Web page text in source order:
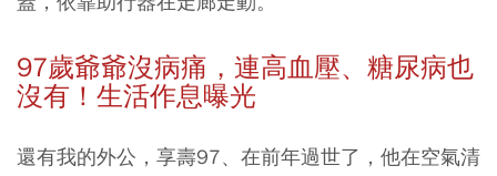
97歲爺爺沒病痛，連高血壓、糖尿病也
沒有！ 生活作息曝光
還有我的外公，享壽97、在前年過世了，他在空氣清